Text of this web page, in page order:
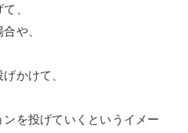
、
や、
かけて、
を投げていくというイメー